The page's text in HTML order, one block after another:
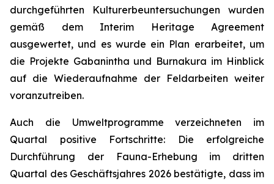
durchgeführten Kulturerbeuntersuchungen wurden
gemäß dem Interim Heritage Agreement
ausgewertet, und es wurde ein Plan erarbeitet, um
die Projekte Gabanintha und Burnakura im Hinblick
auf die Wiederaufnahme der Feldarbeiten weiter
voranzutreiben.
Auch die Umweltprogramme verzeichneten im
Quartal positive Fortschritte: Die erfolgreiche
Durchführung der Fauna-Erhebung im dritten
Quartal des Geschäftsjahres 2026 bestätigte, dass im